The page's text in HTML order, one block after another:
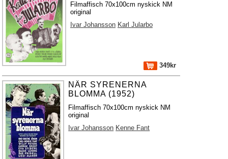
Filmaffisch 70x100cm nyskick NM
original
Ivar Johansson Karl Jularbo
349kr
NÄR SYRENERNA
BLOMMA (1952)
Filmaffisch 70x100cm nyskick NM
original
Ivar Johansson Kenne Fant